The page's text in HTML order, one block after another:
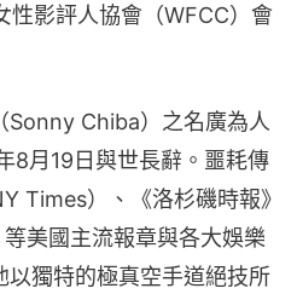
性影評人協會（WFCC）會
Sonny Chiba）之名廣為人
8月19日與世長辭。噩耗傳
Times）、《洛杉磯時報》
美國主流報章與各大娛樂
獨特的極真空手道絕技所